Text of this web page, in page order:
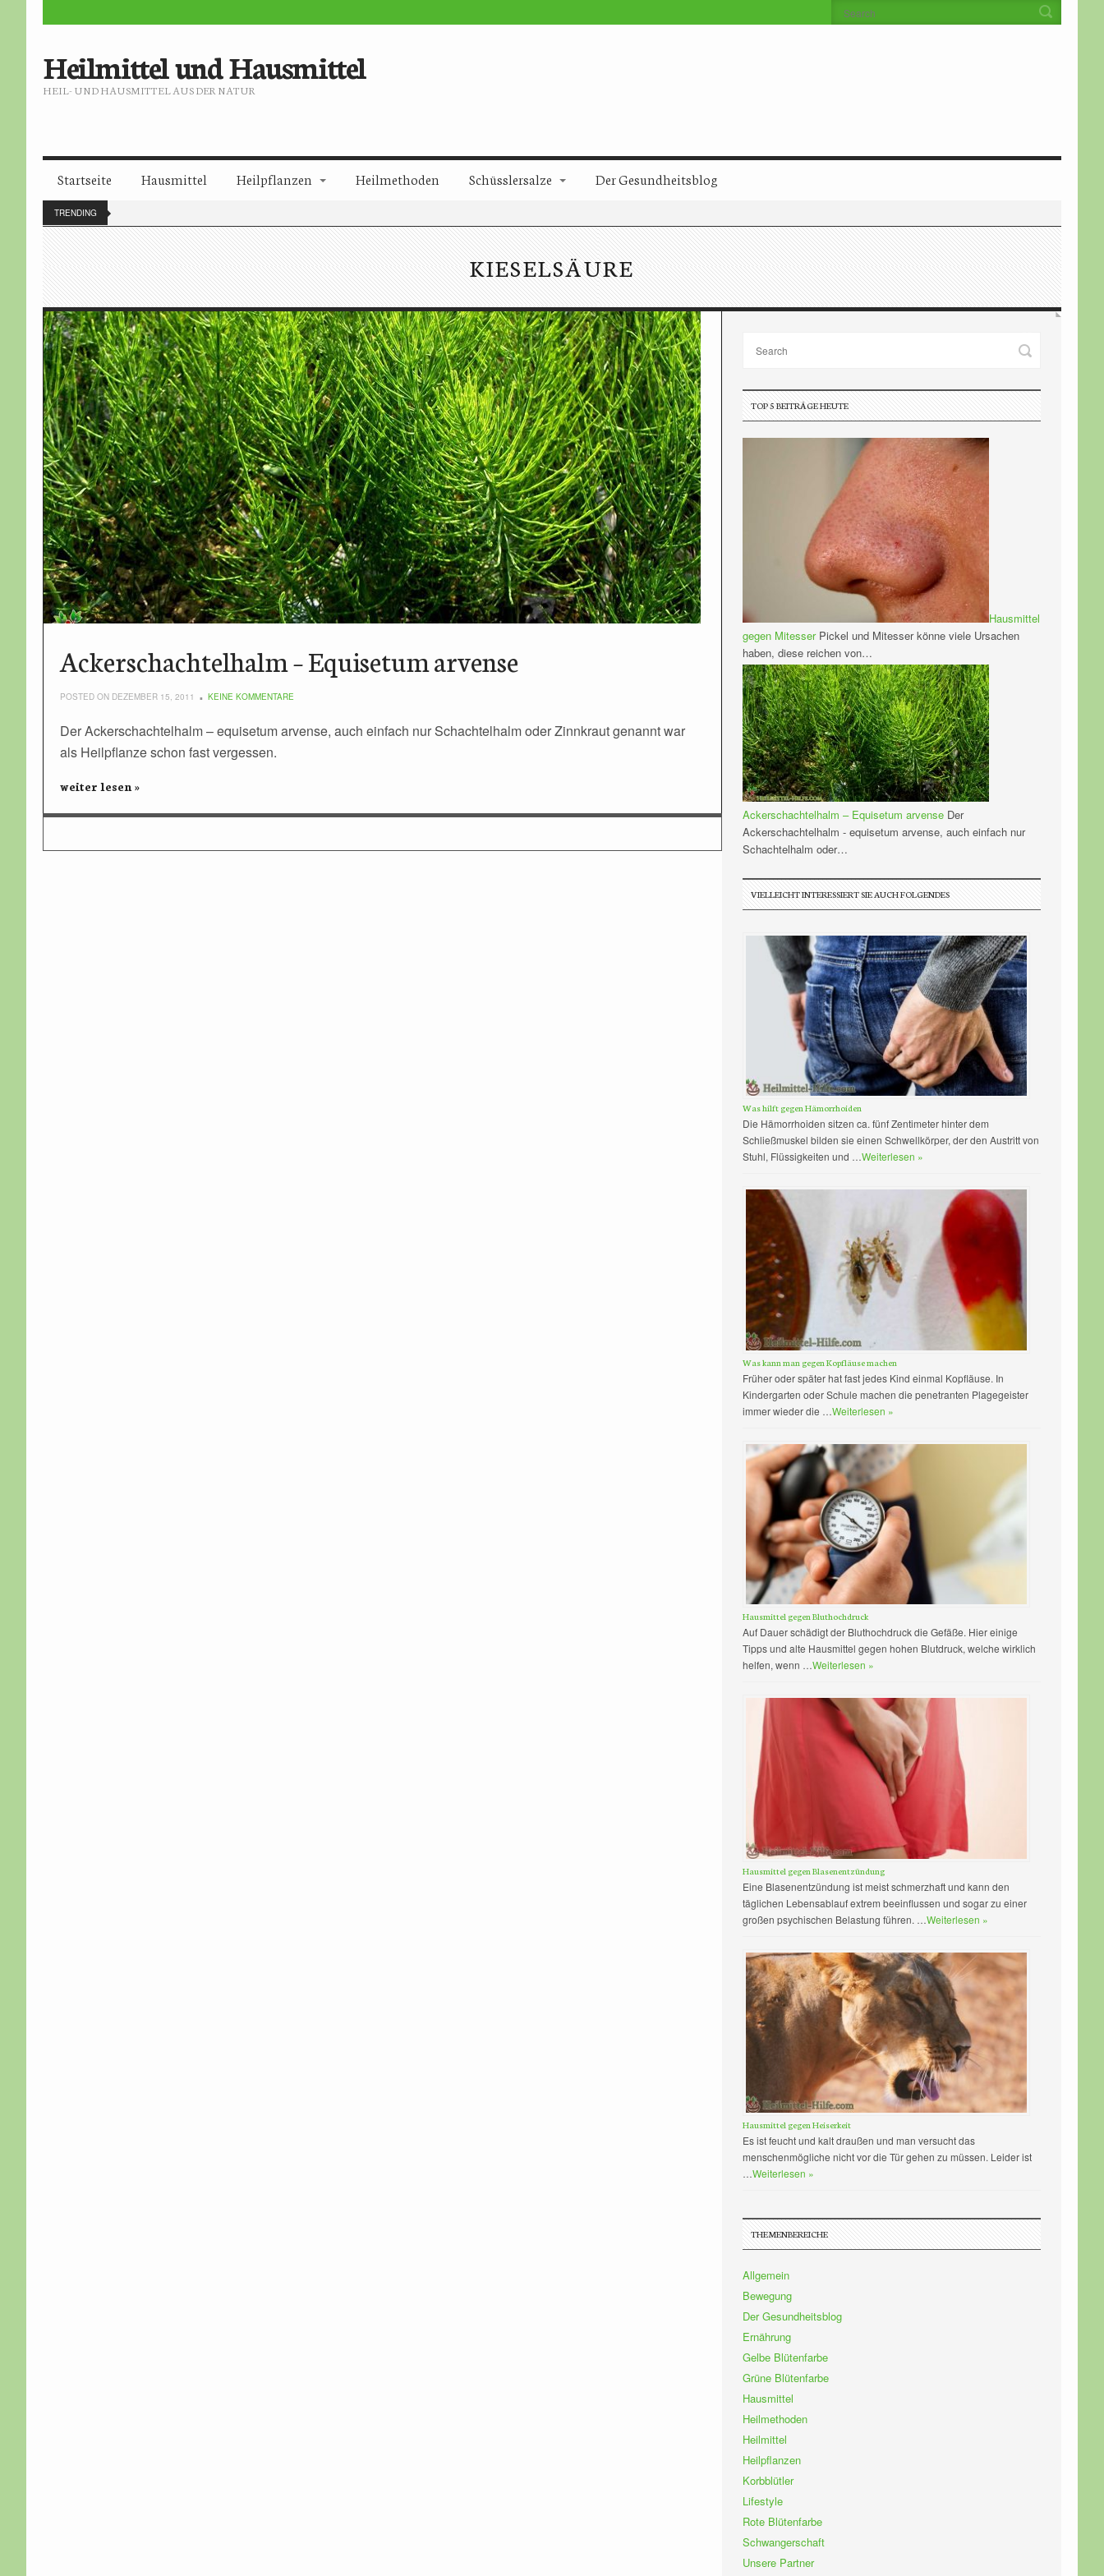
Heilmittel und Hausmittel
HEIL- UND HAUSMITTEL AUS DER NATUR
Startseite Hausmittel Heilpflanzen Heilmethoden Schüsslersalze Der Gesundheitsblog
TRENDING
KIESELSÄURE
Ackerschachtelhalm – Equisetum arvense
POSTED ON DEZEMBER 15, 2011 KEINE KOMMENTARE
Der Ackerschachtelhalm – equisetum arvense, auch einfach nur Schachtelhalm oder Zinnkraut genannt war
als Heilpflanze schon fast vergessen.
weiter lesen »
TOP 5 BEITRÄGE HEUTE
Hausmittel
gegen MitesserPickel und Mitesser könne viele Ursachen
haben, diese reichen von…
Ackerschachtelhalm – Equisetum arvenseDer
Ackerschachtelhalm - equisetum arvense, auch einfach nur
Schachtelhalm oder…
VIELLEICHT INTERESSIERT SIE AUCH FOLGENDES
Was hilft gegen Hämorrhoiden
Die Hämorrhoiden sitzen ca. fünf Zentimeter hinter dem
Schließmuskel bilden sie einen Schwellkörper, der den Austritt von
Stuhl, Flüssigkeiten und …Weiterlesen »
Was kann man gegen Kopfläuse machen
Früher oder später hat fast jedes Kind einmal Kopfläuse. In
Kindergarten oder Schule machen die penetranten Plagegeister
immer wieder die …Weiterlesen »
Hausmittel gegen Bluthochdruck
Auf Dauer schädigt der Bluthochdruck die Gefäße. Hier einige
Tipps und alte Hausmittel gegen hohen Blutdruck, welche wirklich
helfen, wenn …Weiterlesen »
Hausmittel gegen Blasenentzündung
Eine Blasenentzündung ist meist schmerzhaft und kann den
täglichen Lebensablauf extrem beeinflussen und sogar zu einer
großen psychischen Belastung führen. …Weiterlesen »
Hausmittel gegen Heiserkeit
Es ist feucht und kalt draußen und man versucht das
menschenmögliche nicht vor die Tür gehen zu müssen. Leider ist
…Weiterlesen »
THEMENBEREICHE
Allgemein
Bewegung
Der Gesundheitsblog
Ernährung
Gelbe Blütenfarbe
Grüne Blütenfarbe
Hausmittel
Heilmethoden
Heilmittel
Heilpflanzen
Korbblütler
Lifestyle
Rote Blütenfarbe
Schwangerschaft
Unsere Partner